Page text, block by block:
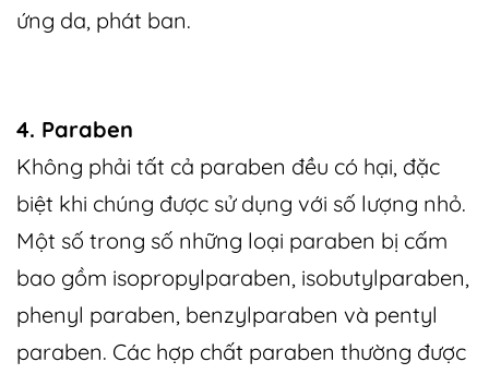
ứng da, phát ban.
4. Paraben
Không phải tất cả paraben đều có hại, đặc
biệt khi chúng được sử dụng với số lượng nhỏ.
Một số trong số những loại paraben bị cấm
bao gồm isopropylparaben, isobutylparaben,
phenyl paraben, benzylparaben và pentyl
paraben. Các hợp chất paraben thường được